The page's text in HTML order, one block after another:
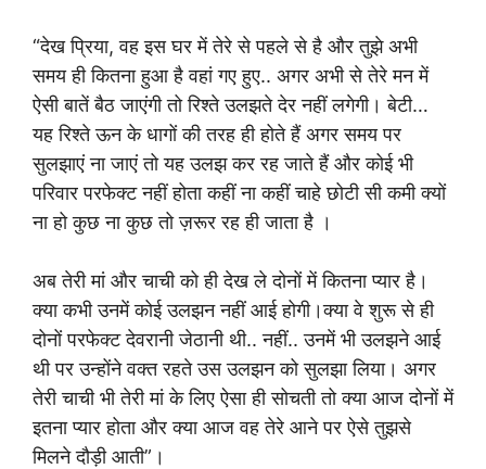
“देख प्रिया, वह इस घर में तेरे से पहले से है और तुझे अभी
समय ही कितना हुआ है वहां गए हुए.. अगर अभी से तेरे मन में
ऐसी बातें बैठ जाएंगी तो रिश्ते उलझते देर नहीं लगेगी। बेटी…
यह रिश्ते ऊन के धागों की तरह ही होते हैं अगर समय पर
सुलझाएं ना जाएं तो यह उलझ कर रह जाते हैं और कोई भी
परिवार परफेक्ट नहीं होता कहीं ना कहीं चाहे छोटी सी कमी क्यों
ना हो कुछ ना कुछ तो ज़रूर रह ही जाता है ।
अब तेरी मां और चाची को ही देख ले दोनों में कितना प्यार है।
क्या कभी उनमें कोई उलझन नहीं आई होगी।क्या वे शुरू से ही
दोनों परफेक्ट देवरानी जेठानी थी.. नहीं.. उनमें भी उलझने आई
थी पर उन्होंने वक्त रहते उस उलझन को सुलझा लिया। अगर
तेरी चाची भी तेरी मां के लिए ऐसा ही सोचती तो क्या आज दोनों में
इतना प्यार होता और क्या आज वह तेरे आने पर ऐसे तुझसे
मिलने दौड़ी आती”।